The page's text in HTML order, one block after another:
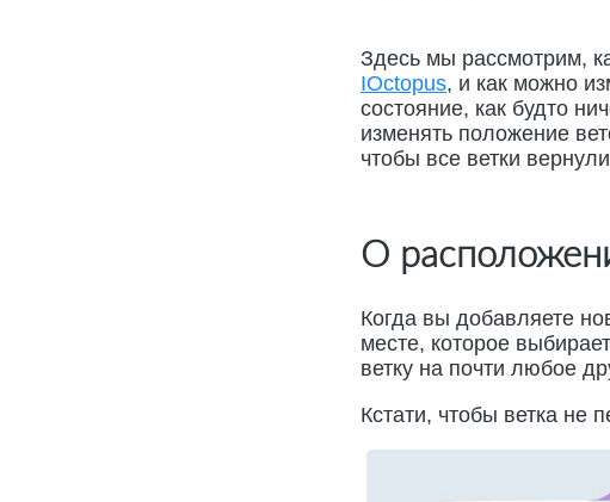
Здесь мы рассмотрим,
IOctopus, и как можно
состояние, как будто
изменять положение
чтобы все ветки
О
Когда вы добавляете
месте, которое
ветку на почти любое
Кстати, чтобы ветка не